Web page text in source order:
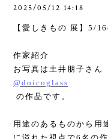
2025/05/12 14:18
【愛しきもの 展】 5/
作家紹介
お写真は土井朋子さん
@doicoglass
の作品です。
用途のあるものから用